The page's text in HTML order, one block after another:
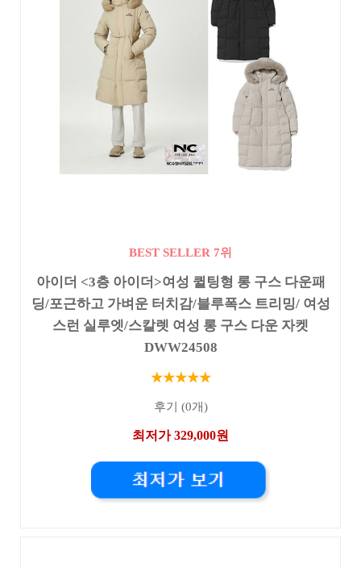
BEST SELLER 7위
아이더 <3층 아이더>여성 퀼팅형 롱 구스 다운패
딩/포근하고 가벼운 터치감/블루폭스 트리밍/ 여성
스런 실루엣/스칼렛 여성 롱 구스 다운 자켓
DWW24508
★★★★★
후기 (0개)
최저가 329,000원